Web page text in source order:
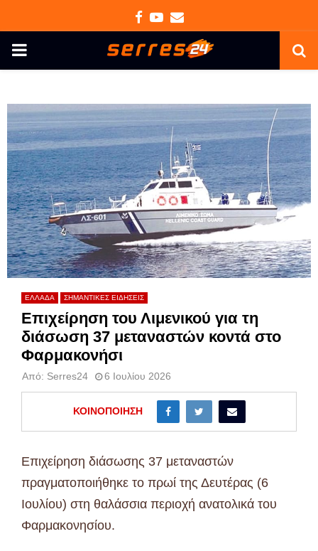
Facebook
Youtube
Email
PRIMARY
ΕΛΛΑΔΑ ΣΗΜΑΝΤΙΚΕΣ ΕΙΔΗΣΕΙΣ
Επιχείρηση του Λιμενικού για τη
διάσωση 37 μεταναστών κοντά στο
Φαρμακονήσι
Από: Serres24 6 Ιουλίου 2026
ΚΟΙΝΟΠΟΊΗΣΗ
Επιχείρηση διάσωσης 37 μεταναστών
πραγματοποιήθηκε το πρωί της Δευτέρας (6
Ιουλίου) στη θαλάσσια περιοχή ανατολικά του
Φαρμακονησίου.